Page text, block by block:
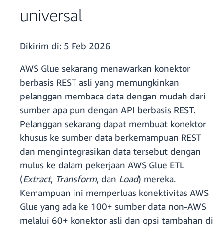
universal
Dikirim di: 5 Feb 2026
AWS Glue sekarang menawarkan konektor
berbasis REST asli yang memungkinkan
pelanggan membaca data dengan mudah dari
sumber apa pun dengan API berbasis REST.
Pelanggan sekarang dapat membuat konektor
khusus ke sumber data berkemampuan REST
dan mengintegrasikan data tersebut dengan
mulus ke dalam pekerjaan AWS Glue ETL
(Extract, Transform, dan Load) mereka.
Kemampuan ini memperluas konektivitas AWS
Glue yang ada ke 100+ sumber data non-AWS
melalui 60+ konektor asli dan opsi tambahan di